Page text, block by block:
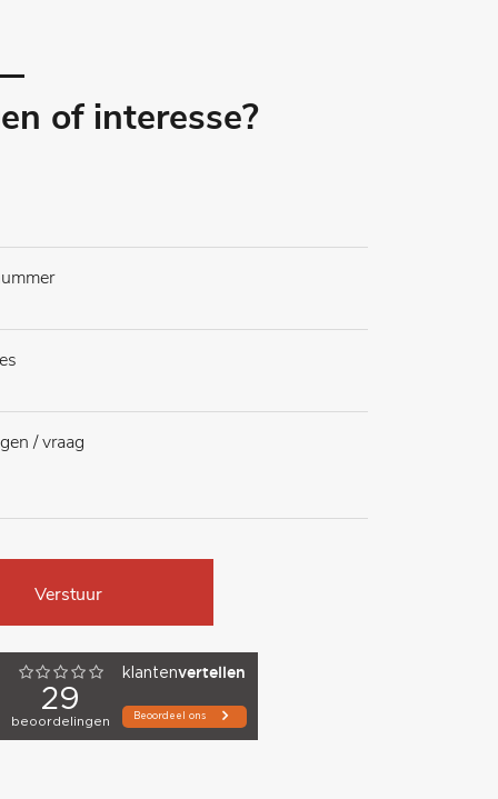
of interesse?
Verstuur